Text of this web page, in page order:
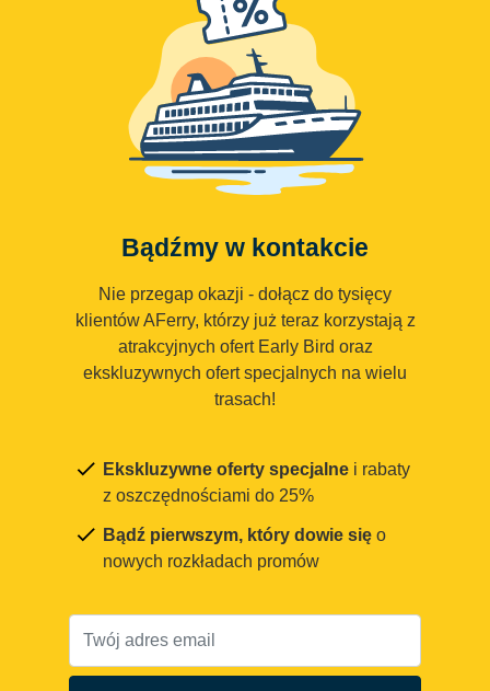
Bądźmy w kontakcie
Nie przegap okazji - dołącz do tysięcy
klientów AFerry, którzy już teraz korzystają z
atrakcyjnych ofert Early Bird oraz
ekskluzywnych ofert specjalnych na wielu
trasach!
Ekskluzywne oferty specjalne i rabaty
z oszczędnościami do 25%
Bądź pierwszym, który dowie się o
nowych rozkładach promów